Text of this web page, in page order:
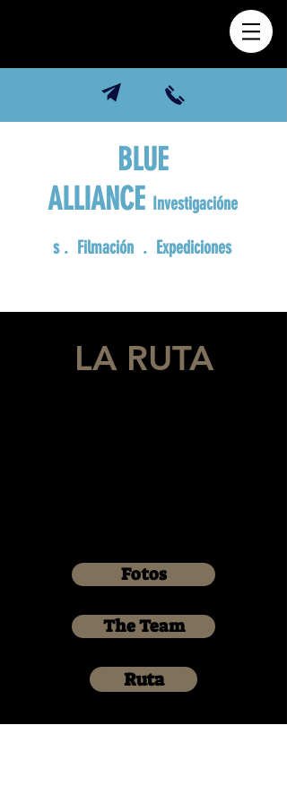
BLUE
ALLIANCE Investigacióne
s . Filmación . Expediciones
LA RUTA
Fotos
The Team
Ruta